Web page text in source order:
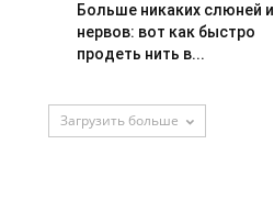
Больше никаких слюней и
нервов: вот как быстро
продеть нить в...
Загрузить больше